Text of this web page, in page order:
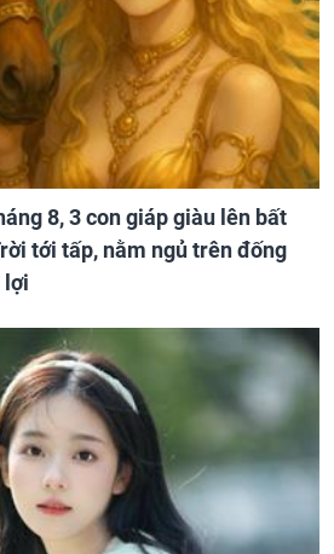
8, 3 con giáp giàu lên bất
tới tấp, nằm ngủ trên đống
lợi